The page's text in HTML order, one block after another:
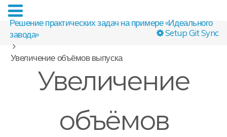
Setup Git Sync
Решение практических задач на примере «Идеального
завода»
Увеличение объёмов выпуска
Увеличение
объёмов